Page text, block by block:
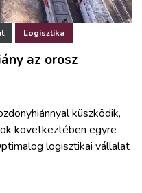
Logisztika
az orosz
küszködik,
következtében egyre
logisztikai vállalat